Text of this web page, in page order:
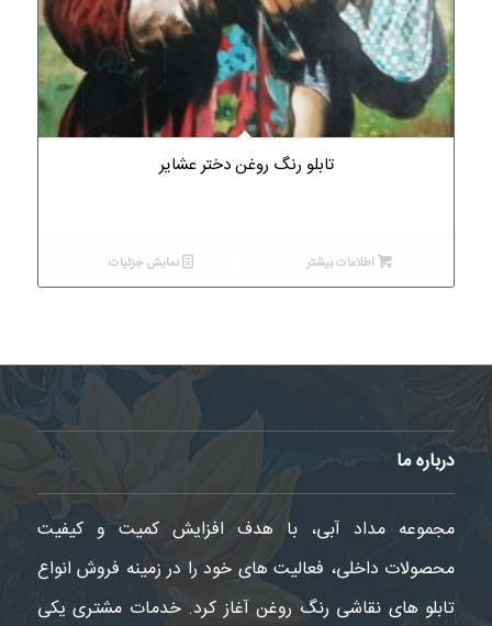
تابلو رنگ روغن دختر عشایر
اطلاعات بیشتر نمایش جزئیات
درباره ما
مجموعه مداد آبی، با هدف افزایش کمیت و کیفیت
محصولات داخلی، فعالیت های خود را در زمینه فروش انواع
تابلو های نقاشی رنگ روغن آغاز کرد. خدمات مشتری یکی